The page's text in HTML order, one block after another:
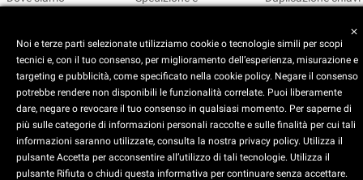
• Reimposta le
preferenze dei
cookie
vendita
• Catalogo
telecomandi
• Smart home
• Video sorveglianza
Copyright © 2025 CEART | Negozio di elettronica Torino
C.E.A.R.T. Elettronica
4.5starstarstarstar star_half
Basato su914recensioni
close
Noi e terze parti selezionate utilizziamo cookie o tecnologie simili per scopi
tecnici e, con il tuo consenso, per miglioramento dell’esperienza, misurazione e
targeting e pubblicità, come specificato nella cookie policy. Negare il consenso
potrebbe rendere non disponibili le funzionalità correlate. Puoi liberamente
dare, negare o revocare il tuo consenso in qualsiasi momento. Per saperne di
più sulle categorie di informazioni personali raccolte e sulle finalità per cui tali
informazioni saranno utilizzate, consulta la nostra privacy policy. Utilizza il
pulsante Accetta per acconsentire all’utilizzo di tali tecnologie. Utilizza il
pulsante Rifiuta o chiudi questa informativa per continuare senza accettare.